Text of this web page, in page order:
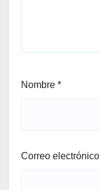
Nombre *
Correo electrónico